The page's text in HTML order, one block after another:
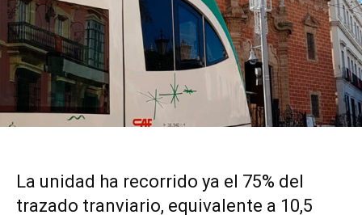
La unidad ha recorrido ya el 75% del
trazado tranviario, equivalente a 10,5